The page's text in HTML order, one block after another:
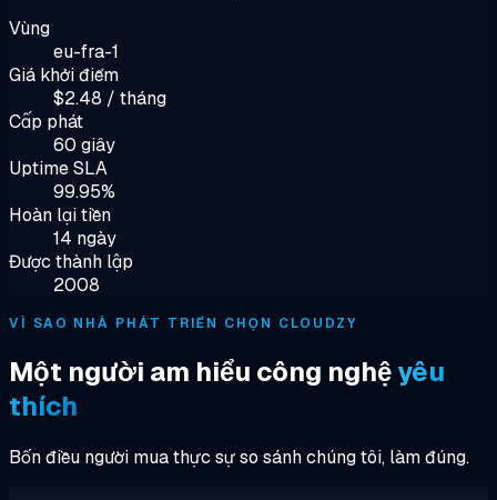
Vùng
eu-fra-1
Giá khởi điểm
$2.48 / tháng
Cấp phát
60 giây
Uptime SLA
99.95%
Hoàn lại tiền
14 ngày
Được thành lập
2008
VÌ SAO NHÀ PHÁT TRIỂN CHỌN CLOUDZY
Một người am hiểu công nghệyêu
thích
Bốn điều người mua thực sự so sánh chúng tôi, làm đúng.